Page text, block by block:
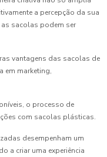
a percepção da sua
as sacolas podem ser
vantagens das sacolas de
em marketing,
o processo de
com sacolas plásticas.
desempenham um
a criar uma experiência